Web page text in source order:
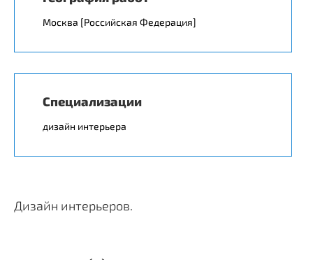
Москва [Российская Федерация]
Специализации
дизайн интерьера
Дизайн интерьеров.